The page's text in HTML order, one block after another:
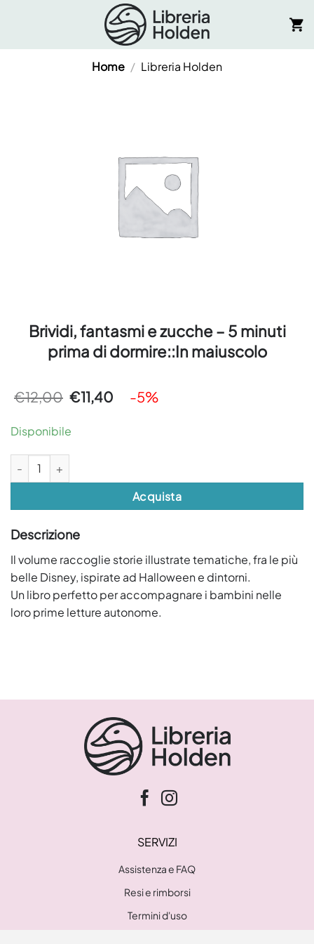
Home / Libreria Holden
Brividi, fantasmi e zucche – 5 minuti
prima di dormire::In maiuscolo
€12,00 Il
prezzo
era:
€12,00.
€11,40
prezzo
-5%
Disponibile
Brividi, fantasmi e zucche - 5 minuti prima di dormire::In maiuscolo
Acquista
Descrizione
Il volume raccoglie storie illustrate tematiche, fra le più
belle Disney, ispirate ad Halloween e dintorni.
Un libro perfetto per accompagnare i bambini nelle
loro prime letture autonome.
SERVIZI
Assistenza e FAQ
Resi e rimborsi
Termini d'uso